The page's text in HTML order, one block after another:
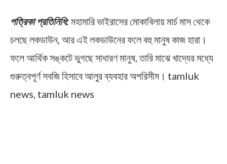
পত্রিকা প্রতিনিধি:মহামারি ভাইরাসের মোকাবিলায় মার্চ মাস থেকে
চলছে লকডাউন, আর এই লকডাউনের ফলে বহু মানুষ কাজ হারা।
ফলে আর্থিক সঙ্কটে ভুগছে সাধারণ মানুষ, তারি মাঝে খাদ্যের মধ্যে
গুরুত্বপূর্ণ সবজি হিসাবে আলুর ব্যবহার অপরিসীম। tamluk
news, tamluk news